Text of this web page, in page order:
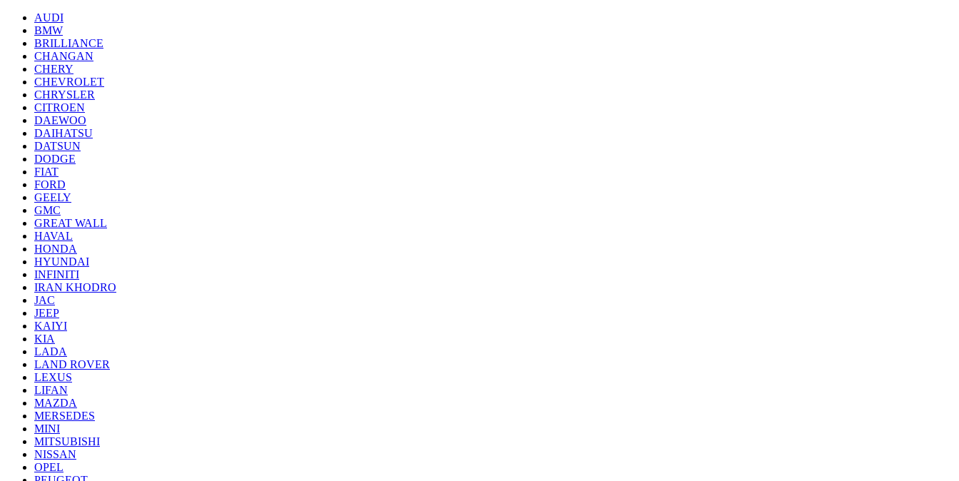
AUDI
BMW
BRILLIANCE
CHANGAN
CHERY
CHEVROLET
CHRYSLER
CITROEN
DAEWOO
DAIHATSU
DATSUN
DODGE
FIAT
FORD
GEELY
GMC
GREAT WALL
HAVAL
HONDA
HYUNDAI
INFINITI
IRAN KHODRO
JAC
JEEP
KAIYI
KIA
LADA
LAND ROVER
LEXUS
LIFAN
MAZDA
MERSEDES
MINI
MITSUBISHI
NISSAN
OPEL